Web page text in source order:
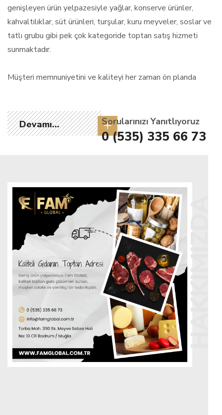
HAKKIMIZDA
genişleyen ürün yelpazesiyle yağlar, konserve ürünler,
kahvaltılıklar, süt ürünleri, turşular, kuru meyveler, soslar ve
tatlı grubu gibi pek çok kategoride toptan satış hizmeti
sunmaktadır.
Müşteri memnuniyetini ve kaliteyi her zaman ön planda
Global olarak, işinizi destekleyen hızlı ve profesyonel
çözümler sunmak için sektördeki bilgi birikimimizi ve
tecrübemizi sizlerle paylaşmaya devam ediyoruz.
Gıda sektöründe güvenilir bir lider olarak, Türkiye’de ve
uluslararası pazarda yüksek kalite standartlarıyla hizmet
vererek, iş ortaklarımızın tüm toptan gıda ihtiyaçlarına
çözümler sunmak. Yenilikçi yaklaşımlarımızla sektörde
sürdürülebilir ve kalıcı bir etki yaratmak.
Misyonumuz
Müşteri odaklı ve kaliteli gıda tedariği anlayışıyla, geniş ürün
yelpazemizi güvenilir bir şekilde iş ortaklarımıza sunmak.
Gıda güvenliği standartlarına uygun olarak, toplum sağlığını
ve çevreyi gözeten, yenilikçi ve sürdürülebilir çözümlerle
sektörde fark yaratmak.
Devamı... Sorularınızı Yanıtlıyoruz
0 (535) 335 66 73